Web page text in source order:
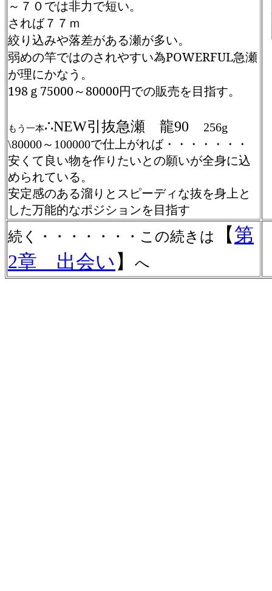
～ ７０では非力で短い。
されば７ ７ｍ
絞り込みや落差がある瀬が多い。
弱めの竿ではのされやすい為POWERFUL急瀬
が理にかなう。
198ｇ75000～80000円での販売を目指す。
もう一本∴NEW引抜急瀬 龍90
256g
\80000～100000で仕上がれば・・・・・・・
安くて良い物を作りたいとの願いが全身に込
められている。
安定感のある溜りとスピーディな抜を身上と
した万能的なポジションを目指す
続く・・・・・・・この続きは 【第
2章 出会い】 へ